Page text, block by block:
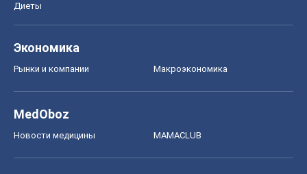
Диеты
Экономика
Рынки и компании Mакроэкономика
MedOboz
Новости медицины MAMACLUB